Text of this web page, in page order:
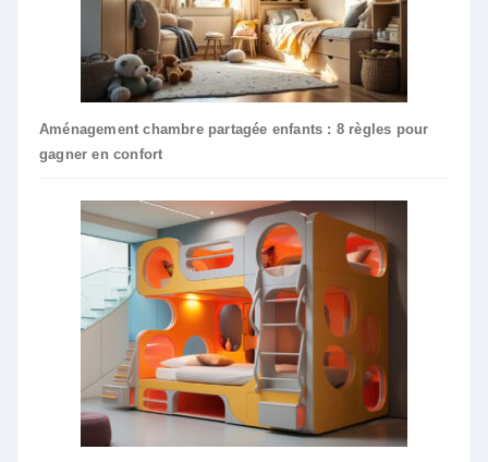
Aménagement chambre partagée enfants : 8 règles pour
gagner en confort